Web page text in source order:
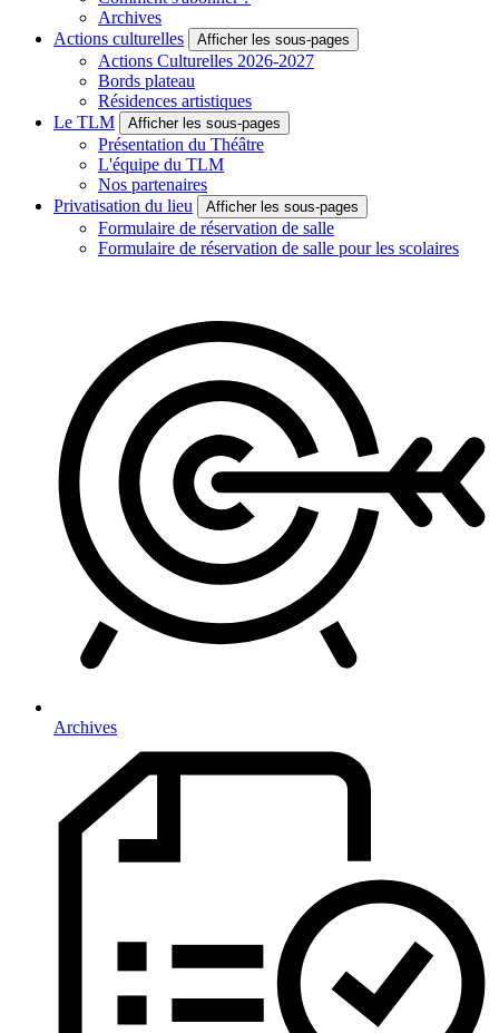
Archives
Actions culturelles
Afficher les sous-pages
Actions Culturelles 2026-2027
Bords plateau
Résidences artistiques
Le TLM
Afficher les sous-pages
Présentation du Théâtre
L'équipe du TLM
Nos partenaires
Privatisation du lieu
Afficher les sous-pages
Formulaire de réservation de salle
Formulaire de réservation de salle pour les scolaires
Archives